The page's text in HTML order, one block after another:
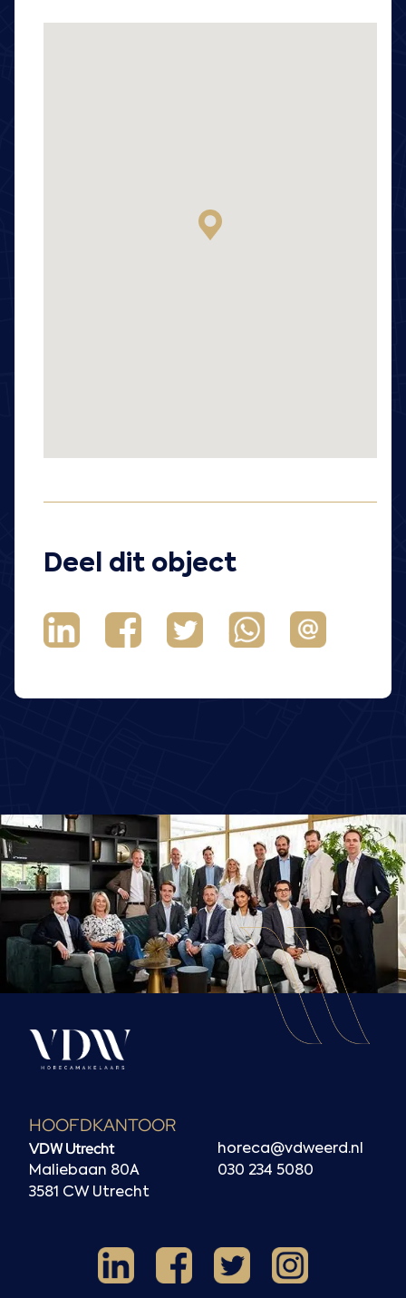
Deel dit object
HOOFDKANTOOR
VDW Utrecht
Maliebaan 80A
3581 CW Utrecht
horeca@vdweerd.nl
030 234 5080
LinkedInFacebook
X Instagram